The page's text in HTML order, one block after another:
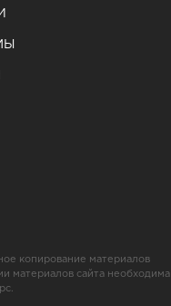
копирование материалов
материалов сайта необходима